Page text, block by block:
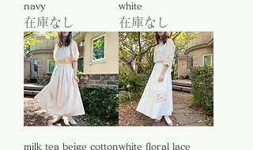
navy
在庫なし
white
在庫なし
milk tea beige cottonwhite floral lace